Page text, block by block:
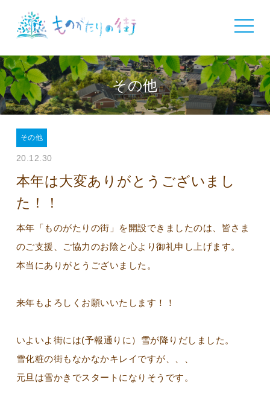
toggle
その他
その他
20.12.30
本年は大変ありがとうございまし
た！！
本年「ものがたりの街」を開設できましたのは、皆さま
のご支援、ご協力のお陰と心より御礼申し上げます。
本当にありがとうございました。
来年もよろしくお願いいたします！！
いよいよ街には(予報通りに）雪が降りだしました。
雪化粧の街もなかなかキレイですが、、、
元旦は雪かきでスタートになりそうです。